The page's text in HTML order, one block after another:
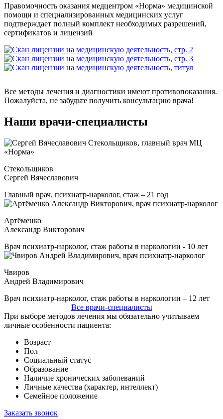
Правомочность оказания медцентром «Норма» медицинской
помощи и специализированных медицинских услуг
подтверждает полный комплект необходимых разрешений,
сертификатов и лицензий
Все методы лечения и диагностики имеют противопоказания.
Пожалуйста, не забудьте получить консультацию врача!
Наши врачи-специалисты
Стекольщиков
Сергей Вячеславович
Главный врач, психиатр-нарколог, стаж – 21 год
Артёменко
Александр Викторович
Врач психиатр-нарколог, стаж работы в наркологии - 10 лет
Чвиров
Андрей Владимирович
Врач психиатр-нарколог, стаж работы в наркологии – 12 лет
Все врачи-специалисты
При выборе методов лечения мы обязательно учитываем
личные особенности пациента:
Возраст
Пол
Социальный статус
Образование
Наличие хронических заболеваний
Личные качества (характер, интеллект)
Семейное положение
Заказать звонок